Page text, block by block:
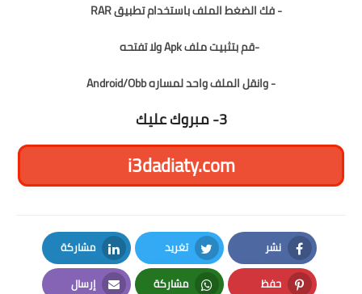
- فك الضغط الملف باستخدام تطبيق RAR
-قم بتثبيت ملف Apk ولا تفتحه
- وانقل الملف واحد لمسارهAndroid/Obb
3- مبروك عليك
i3dadiaty.com
نشر
Facebook
تغريد
Twitter
مشاركة
LinkedIn
حفظ مشاركة إرسال